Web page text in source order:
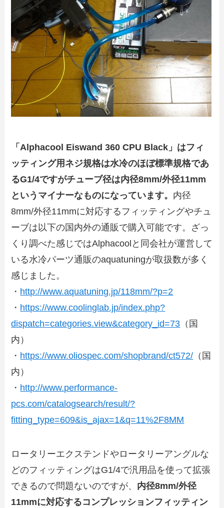
「Alphacool Eiswand 360 CPU Black」はフィ
ッティング用ネジ規格は水冷のほぼ標準規格であ
るG1/4ですがチューブ径は内径8mm/外径11mm
というマイナーなものになっています。 内径
8mm/外径11mmに対応するフィッティングやチュ
ーブは以下の国内外の通販で購入可能です。ざっ
くり調べた感じではAlphacoolと同会社が運営して
いる水冷パーツ通販のaquatuningが取扱数が多く
感じました。
・ http://www.aquatuning.jp/118mm/?p=2
・ https://www.coolinglab.jp/index.php?
dispatch=categories.view&category_id=73 （国
内）
・ https://www.oliospec.com/shopbrand/ct572/ （国
内）
・ http://www.performance-
pcs.com/catalogsearch/result/?
fitting_type=609&is_ajax=1&q=11%2F8MM
ロータリーエクステンドやロータリーアングルな
どのフィッティングはG1/4で汎用品を使って拡張
できるので問題ないのですが、 内径8mm/外径
11mmに対応するコンプレッションフィッティン